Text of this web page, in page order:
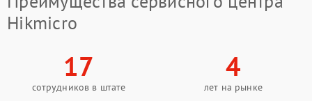
Hikmicro
17
сотрудников в штате
4
лет на рынке